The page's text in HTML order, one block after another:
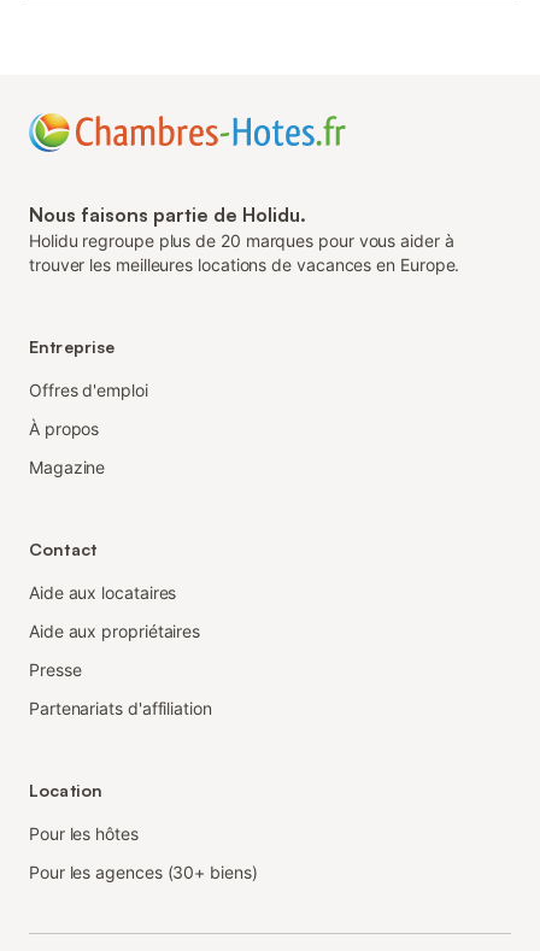
Nous faisons partie de Holidu.
Holidu regroupe plus de 20 marques pour vous aider à
trouver les meilleures locations de vacances en Europe.
Entreprise
Offres d'emploi
À propos
Magazine
Contact
Aide aux locataires
Aide aux propriétaires
Presse
Partenariats d'affiliation
Location
Pour les hôtes
Pour les agences (30+ biens)